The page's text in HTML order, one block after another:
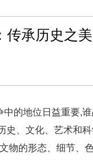
传承历史之
的地位日益重要,
史、文化、艺术和
物的形态、细节、